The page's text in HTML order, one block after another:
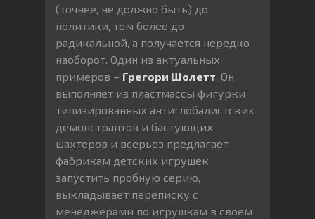
(точнее, не должно быть) до
политики, тем более до
радикальной, а получается нередко
наоборот. Один из актуальных
примеров – Грегори Шолетт. Он
выполняет из пластмассы фигурки
типизированных антиглобалистских
демонстрантов и бастующих
шахтеров и всерьез предлагает
фабрикам детских игрушек
запустить пробную серию,
выкладывает переписку с
менеджерами по игрушкам в своем